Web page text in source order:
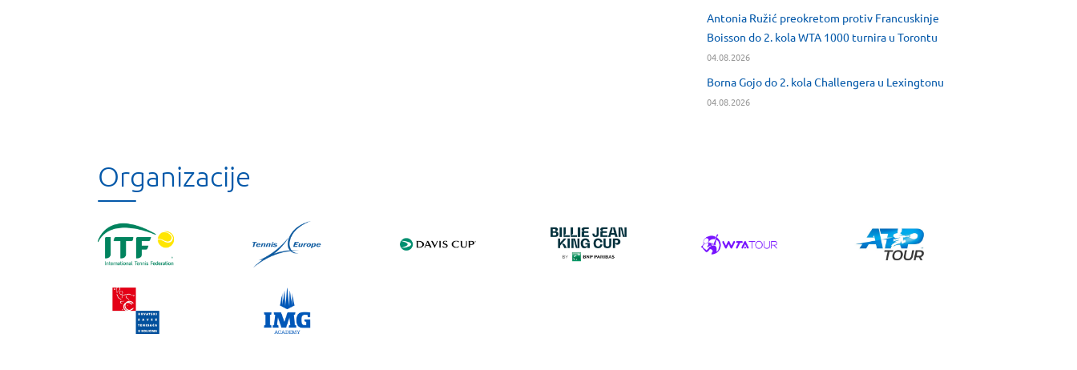
Antonia Ružić preokretom protiv Francuskinje
Boisson do 2. kola WTA 1000 turnira u Torontu
04.08.2026
Borna Gojo do 2. kola Challengera u Lexingtonu
04.08.2026
Organizacije